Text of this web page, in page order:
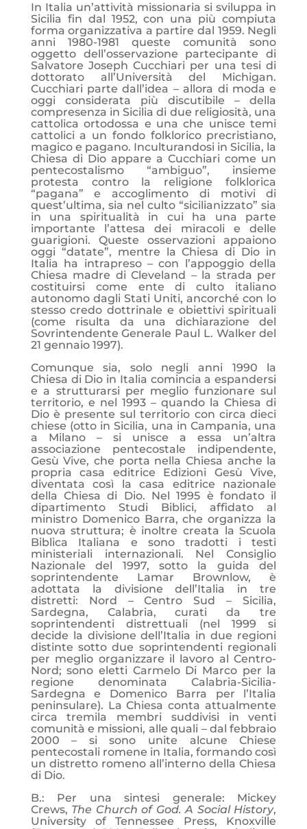
In Italia un’attività missionaria si sviluppa in
Sicilia fin dal 1952, con una più compiuta
forma organizzativa a partire dal 1959. Negli
anni 1980-1981 queste comunità sono
oggetto dell’osservazione partecipante di
Salvatore Joseph Cucchiari per una tesi di
dottorato all’Università del Michigan.
Cucchiari parte dall’idea – allora di moda e
oggi considerata più discutibile – della
compresenza in Sicilia di due religiosità, una
cattolica ortodossa e una che unisce temi
cattolici a un fondo folklorico precristiano,
magico e pagano. Inculturandosi in Sicilia, la
Chiesa di Dio appare a Cucchiari come un
pentecostalismo “ambiguo”, insieme
protesta contro la religione folklorica
“pagana” e accoglimento di motivi di
quest’ultima, sia nel culto “sicilianizzato” sia
in una spiritualità in cui ha una parte
importante l’attesa dei miracoli e delle
guarigioni. Queste osservazioni appaiono
oggi “datate”, mentre la Chiesa di Dio in
Italia ha intrapreso – con l’appoggio della
Chiesa madre di Cleveland – la strada per
costituirsi come ente di culto italiano
autonomo dagli Stati Uniti, ancorché con lo
stesso credo dottrinale e obiettivi spirituali
(come risulta da una dichiarazione del
Sovrintendente Generale Paul L. Walker del
21 gennaio 1997).
Comunque sia, solo negli anni 1990 la
Chiesa di Dio in Italia comincia a espandersi
e a strutturarsi per meglio funzionare sul
territorio, e nel 1993 – quando la Chiesa di
Dio è presente sul territorio con circa dieci
chiese (otto in Sicilia, una in Campania, una
a Milano – si unisce a essa un’altra
associazione pentecostale indipendente,
Gesù Vive, che porta nella Chiesa anche la
propria casa editrice Edizioni Gesù Vive,
diventata così la casa editrice nazionale
della Chiesa di Dio. Nel 1995 è fondato il
dipartimento Studi Biblici, affidato al
ministro Domenico Barra, che organizza la
nuova struttura; è inoltre creata la Scuola
Biblica Italiana e sono tradotti i testi
ministeriali internazionali. Nel Consiglio
Nazionale del 1997, sotto la guida del
soprintendente Lamar Brownlow, è
adottata la divisione dell’Italia in tre
distretti: Nord – Centro Sud – Sicilia,
Sardegna, Calabria, curati da tre
soprintendenti distrettuali (nel 1999 si
decide la divisione dell’Italia in due regioni
distinte sotto due soprintendenti regionali
per meglio organizzare il lavoro al Centro-
Nord; sono eletti Carmelo Di Marco per la
regione denominata Calabria-Sicilia-
Sardegna e Domenico Barra per l’Italia
peninsulare). La Chiesa conta attualmente
circa tremila membri suddivisi in venti
comunità e missioni, alle quali – dal febbraio
2000 – si sono unite alcune Chiese
pentecostali romene in Italia, formando così
un distretto romeno all’interno della Chiesa
di Dio.
B.: Per una sintesi generale: Mickey
Crews, The Church of God. A Social History,
University of Tennessee Press, Knoxville